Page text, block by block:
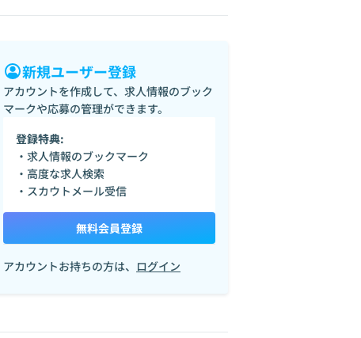
新規ユーザー登録
アカウントを作成して、求人情報のブック
マークや応募の管理ができます。
登録特典:
・求人情報のブックマーク
・高度な求人検索
・スカウトメール受信
無料会員登録
アカウントお持ちの方は、 ログイン